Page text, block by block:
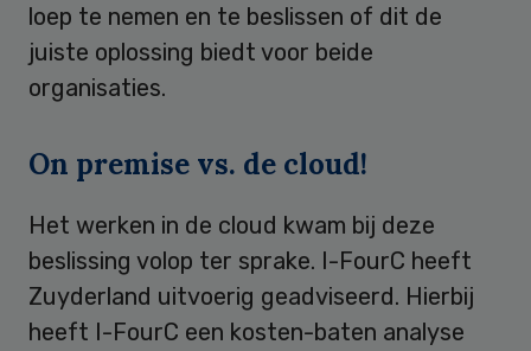
loep te nemen en te beslissen of dit de
juiste oplossing biedt voor beide
organisaties.
On premise vs. de cloud!
Het werken in de cloud kwam bij deze
beslissing volop ter sprake. I-FourC heeft
Zuyderland uitvoerig geadviseerd. Hierbij
heeft I-FourC een kosten-baten analyse